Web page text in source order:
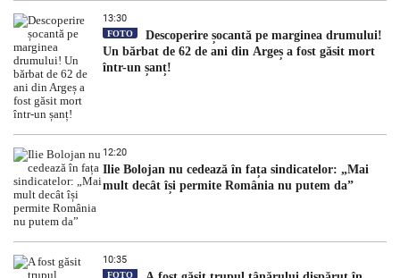
13:30
FOTO
Descoperire șocantă pe marginea drumului!
Un bărbat de 62 de ani din Argeș a fost găsit mort
într-un șanț!
12:20
Ilie Bolojan nu cedează în fața sindicatelor: „Mai
mult decât își permite România nu putem da”
10:35
FOTO